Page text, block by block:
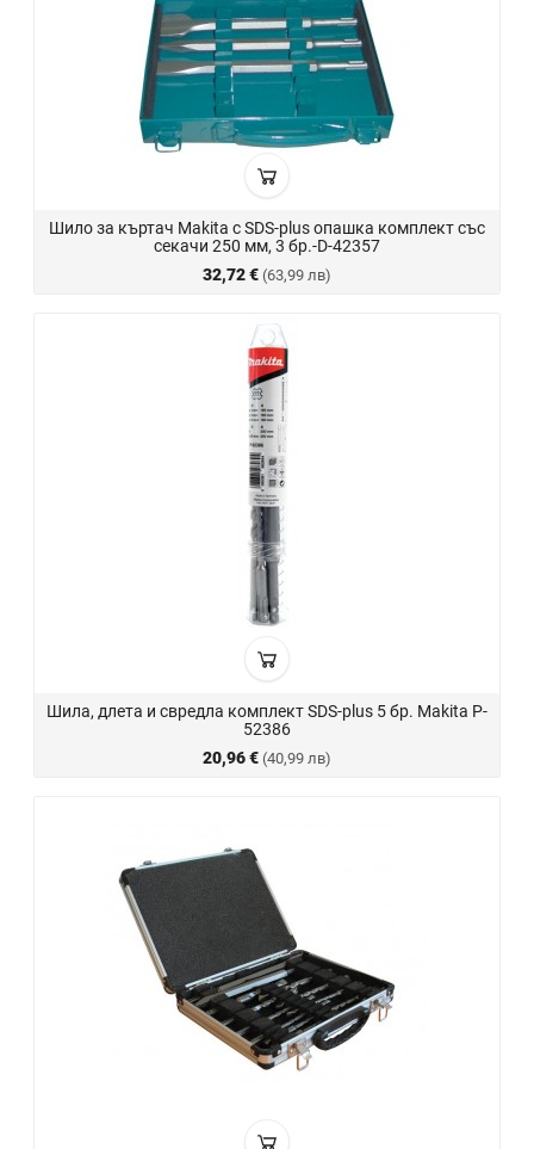
Шило за къртач Makita с SDS-plus опашка комплект със
секачи 250 мм, 3 бр.-D-42357
32,72 € (63,99 лв)
Шила, длета и свредла комплект SDS-plus 5 бр. Makita P-
52386
20,96 € (40,99 лв)